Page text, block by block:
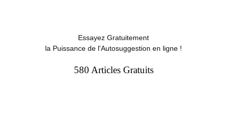
Essayez Gratuitement
la Puissance de l'Autosuggestion en ligne !
580 Articles Gratuits